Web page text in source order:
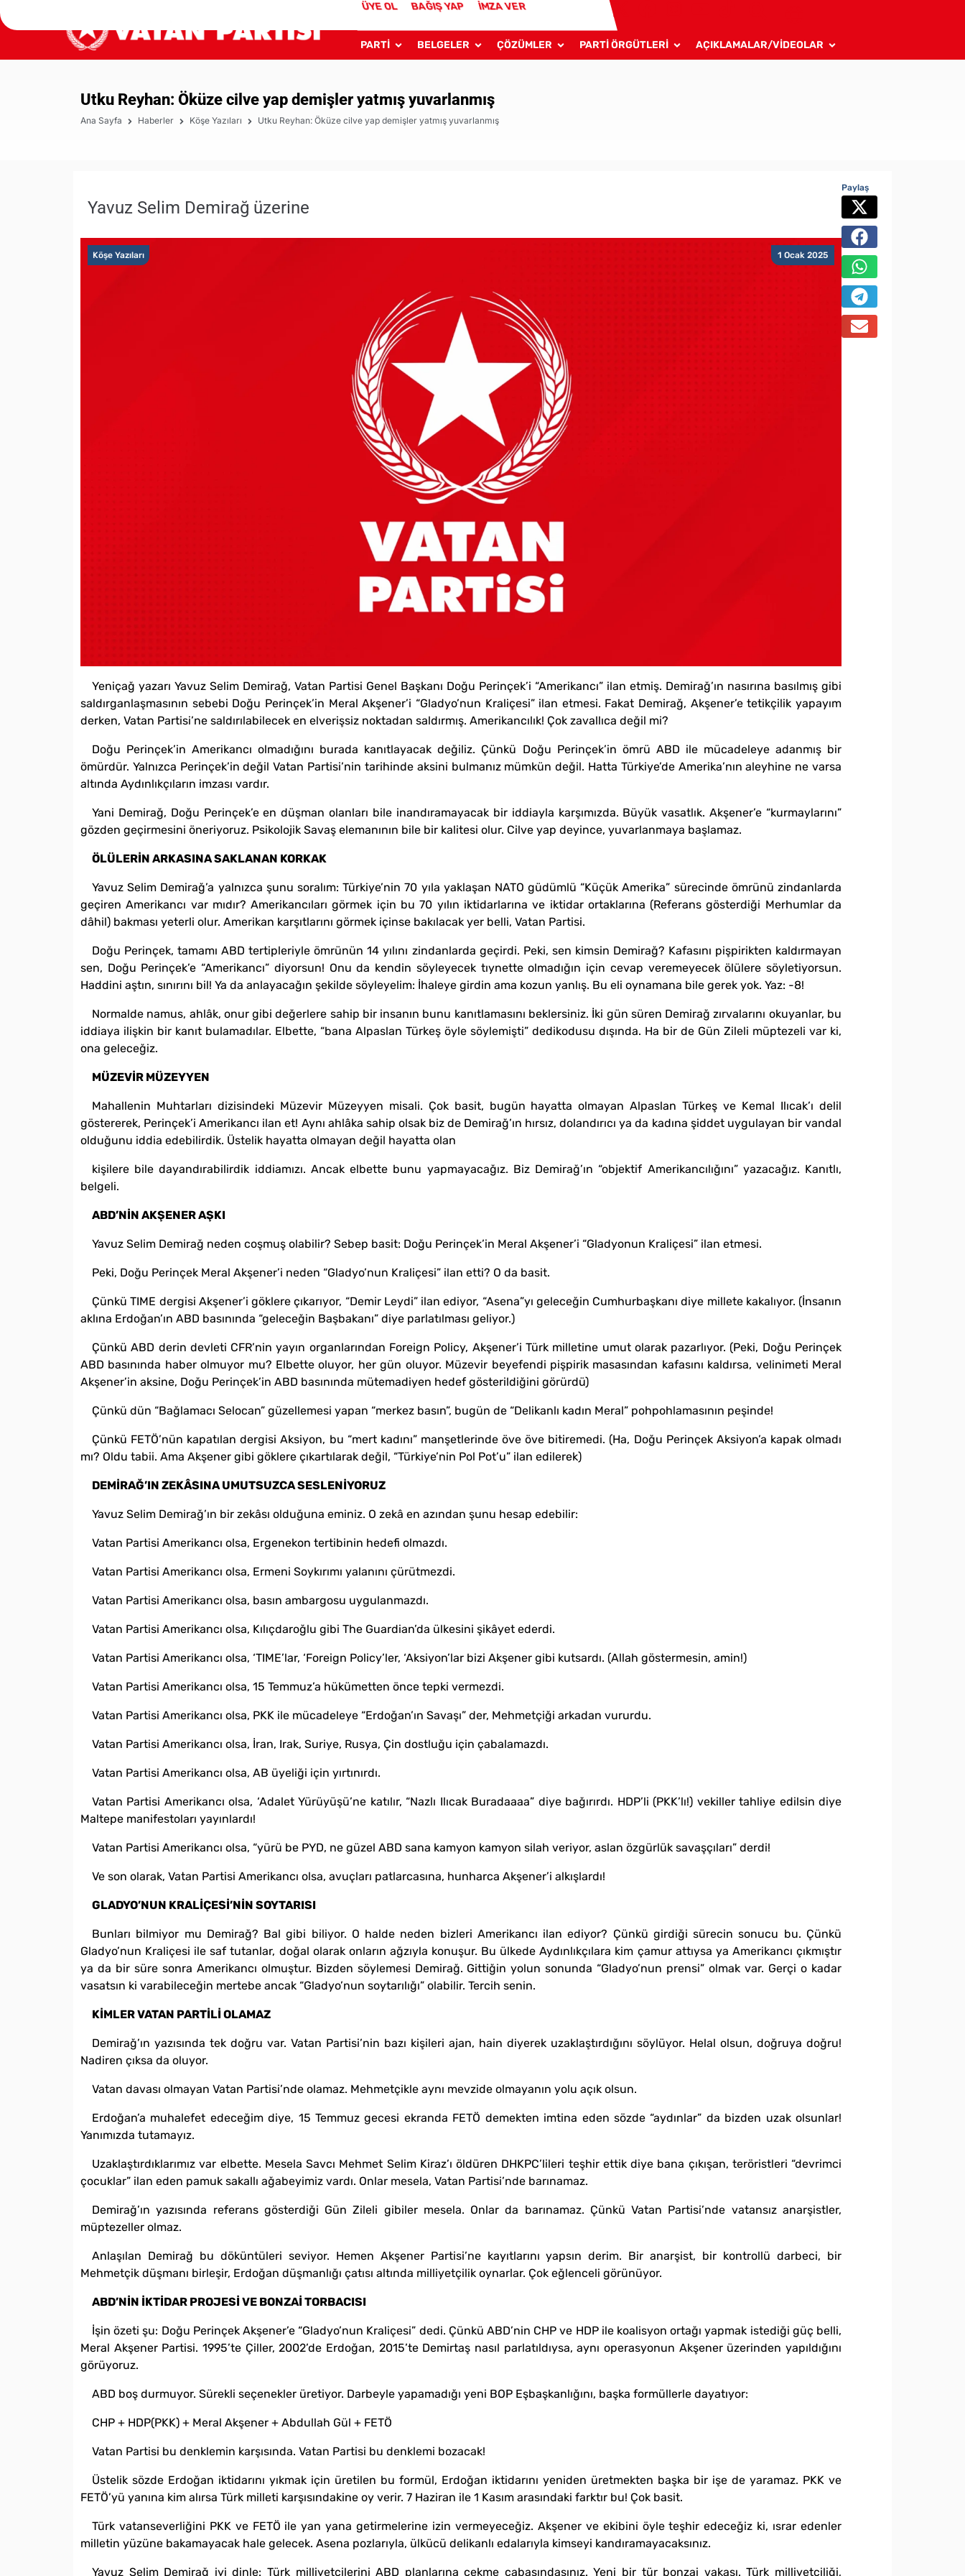
ÜYE OL BAĞIŞ YAP İMZA VER
PARTİ BELGELER ÇÖZÜMLER PARTİ ÖRGÜTLERİ AÇIKLAMALAR/VİDEOLAR
Utku Reyhan: Öküze cilve yap demişler yatmış yuvarlanmış
Ana Sayfa Haberler Köşe Yazıları Utku Reyhan: Öküze cilve yap demişler yatmış yuvarlanmış
Yavuz Selim Demirağ üzerine
1 Ocak 2025
Köşe Yazıları
Yeniçağ yazarı Yavuz Selim Demirağ, Vatan Partisi Genel Başkanı Doğu Perinçek’i “Amerikancı” ilan etmiş. Demirağ’ın nasırına basılmış gibi
saldırganlaşmasının sebebi Doğu Perinçek’in Meral Akşener’i “Gladyo’nun Kraliçesi” ilan etmesi. Fakat Demirağ, Akşener’e tetikçilik yapayım
derken, Vatan Partisi’ne saldırılabilecek en elverişsiz noktadan saldırmış. Amerikancılık! Çok zavallıca değil mi?
Doğu Perinçek’in Amerikancı olmadığını burada kanıtlayacak değiliz. Çünkü Doğu Perinçek’in ömrü ABD ile mücadeleye adanmış bir
ömürdür. Yalnızca Perinçek’in değil Vatan Partisi’nin tarihinde aksini bulmanız mümkün değil. Hatta Türkiye’de Amerika’nın aleyhine ne varsa
altında Aydınlıkçıların imzası vardır.
Yani Demirağ, Doğu Perinçek’e en düşman olanları bile inandıramayacak bir iddiayla karşımızda. Büyük vasatlık. Akşener’e “kurmaylarını”
gözden geçirmesini öneriyoruz. Psikolojik Savaş elemanının bile bir kalitesi olur. Cilve yap deyince, yuvarlanmaya başlamaz.
ÖLÜLERİN ARKASINA SAKLANAN KORKAK
Yavuz Selim Demirağ’a yalnızca şunu soralım: Türkiye’nin 70 yıla yaklaşan NATO güdümlü “Küçük Amerika” sürecinde ömrünü zindanlarda
geçiren Amerikancı var mıdır? Amerikancıları görmek için bu 70 yılın iktidarlarına ve iktidar ortaklarına (Referans gösterdiği Merhumlar da
dâhil) bakması yeterli olur. Amerikan karşıtlarını görmek içinse bakılacak yer belli, Vatan Partisi.
Doğu Perinçek, tamamı ABD tertipleriyle ömrünün 14 yılını zindanlarda geçirdi. Peki, sen kimsin Demirağ? Kafasını pişpirikten kaldırmayan
sen, Doğu Perinçek’e “Amerikancı” diyorsun! Onu da kendin söyleyecek tıynette olmadığın için cevap veremeyecek ölülere söyletiyorsun.
Haddini aştın, sınırını bil! Ya da anlayacağın şekilde söyleyelim: İhaleye girdin ama kozun yanlış. Bu eli oynamana bile gerek yok. Yaz: -8!
Normalde namus, ahlâk, onur gibi değerlere sahip bir insanın bunu kanıtlamasını beklersiniz. İki gün süren Demirağ zırvalarını okuyanlar, bu
iddiaya ilişkin bir kanıt bulamadılar. Elbette, “bana Alpaslan Türkeş öyle söylemişti” dedikodusu dışında. Ha bir de Gün Zileli müptezeli var ki,
ona geleceğiz.
MÜZEVİR MÜZEYYEN
Mahallenin Muhtarları dizisindeki Müzevir Müzeyyen misali. Çok basit, bugün hayatta olmayan Alpaslan Türkeş ve Kemal Ilıcak’ı delil
göstererek, Perinçek’i Amerikancı ilan et! Aynı ahlâka sahip olsak biz de Demirağ’ın hırsız, dolandırıcı ya da kadına şiddet uygulayan bir vandal
olduğunu iddia edebilirdik. Üstelik hayatta olmayan değil hayatta olan
kişilere bile dayandırabilirdik iddiamızı. Ancak elbette bunu yapmayacağız. Biz Demirağ’ın “objektif Amerikancılığını” yazacağız. Kanıtlı,
belgeli.
ABD’NİN AKŞENER AŞKI
Yavuz Selim Demirağ neden coşmuş olabilir? Sebep basit: Doğu Perinçek’in Meral Akşener’i “Gladyonun Kraliçesi” ilan etmesi.
Peki, Doğu Perinçek Meral Akşener’i neden “Gladyo’nun Kraliçesi” ilan etti? O da basit.
Çünkü TIME dergisi Akşener’i göklere çıkarıyor, “Demir Leydi” ilan ediyor, “Asena”yı geleceğin Cumhurbaşkanı diye millete kakalıyor. (İnsanın
aklına Erdoğan’ın ABD basınında “geleceğin Başbakanı” diye parlatılması geliyor.)
Çünkü ABD derin devleti CFR’nin yayın organlarından Foreign Policy, Akşener’i Türk milletine umut olarak pazarlıyor. (Peki, Doğu Perinçek
ABD basınında haber olmuyor mu? Elbette oluyor, her gün oluyor. Müzevir beyefendi pişpirik masasından kafasını kaldırsa, velinimeti Meral
Akşener’in aksine, Doğu Perinçek’in ABD basınında mütemadiyen hedef gösterildiğini görürdü)
Çünkü dün “Bağlamacı Selocan” güzellemesi yapan “merkez basın”, bugün de “Delikanlı kadın Meral” pohpohlamasının peşinde!
Çünkü FETÖ’nün kapatılan dergisi Aksiyon, bu “mert kadını” manşetlerinde öve öve bitiremedi. (Ha, Doğu Perinçek Aksiyon’a kapak olmadı
mı? Oldu tabii. Ama Akşener gibi göklere çıkartılarak değil, “Türkiye’nin Pol Pot’u” ilan edilerek)
DEMİRAĞ’IN ZEKÂSINA UMUTSUZCA SESLENİYORUZ
Yavuz Selim Demirağ’ın bir zekâsı olduğuna eminiz. O zekâ en azından şunu hesap edebilir:
Vatan Partisi Amerikancı olsa, Ergenekon tertibinin hedefi olmazdı.
Vatan Partisi Amerikancı olsa, Ermeni Soykırımı yalanını çürütmezdi.
Vatan Partisi Amerikancı olsa, basın ambargosu uygulanmazdı.
Vatan Partisi Amerikancı olsa, Kılıçdaroğlu gibi The Guardian’da ülkesini şikâyet ederdi.
Vatan Partisi Amerikancı olsa, ‘TIME’lar, ‘Foreign Policy’ler, ‘Aksiyon’lar bizi Akşener gibi kutsardı. (Allah göstermesin, amin!)
Vatan Partisi Amerikancı olsa, 15 Temmuz’a hükümetten önce tepki vermezdi.
Vatan Partisi Amerikancı olsa, PKK ile mücadeleye “Erdoğan’ın Savaşı” der, Mehmetçiği arkadan vururdu.
Vatan Partisi Amerikancı olsa, İran, Irak, Suriye, Rusya, Çin dostluğu için çabalamazdı.
Vatan Partisi Amerikancı olsa, AB üyeliği için yırtınırdı.
Vatan Partisi Amerikancı olsa, ‘Adalet Yürüyüşü’ne katılır, “Nazlı Ilıcak Buradaaaa” diye bağırırdı. HDP’li (PKK’lı!) vekiller tahliye edilsin diye
Maltepe manifestoları yayınlardı!
Vatan Partisi Amerikancı olsa, “yürü be PYD, ne güzel ABD sana kamyon kamyon silah veriyor, aslan özgürlük savaşçıları” derdi!
Ve son olarak, Vatan Partisi Amerikancı olsa, avuçları patlarcasına, hunharca Akşener’i alkışlardı!
GLADYO’NUN KRALİÇESİ’NİN SOYTARISI
Bunları bilmiyor mu Demirağ? Bal gibi biliyor. O halde neden bizleri Amerikancı ilan ediyor? Çünkü girdiği sürecin sonucu bu. Çünkü
Gladyo’nun Kraliçesi ile saf tutanlar, doğal olarak onların ağzıyla konuşur. Bu ülkede Aydınlıkçılara kim çamur attıysa ya Amerikancı çıkmıştır
ya da bir süre sonra Amerikancı olmuştur. Bizden söylemesi Demirağ. Gittiğin yolun sonunda “Gladyo’nun prensi” olmak var. Gerçi o kadar
vasatsın ki varabileceğin mertebe ancak “Gladyo’nun soytarılığı” olabilir. Tercih senin.
KİMLER VATAN PARTİLİ OLAMAZ
Demirağ’ın yazısında tek doğru var. Vatan Partisi’nin bazı kişileri ajan, hain diyerek uzaklaştırdığını söylüyor. Helal olsun, doğruya doğru!
Nadiren çıksa da oluyor.
Vatan davası olmayan Vatan Partisi’nde olamaz. Mehmetçikle aynı mevzide olmayanın yolu açık olsun.
Erdoğan’a muhalefet edeceğim diye, 15 Temmuz gecesi ekranda FETÖ demekten imtina eden sözde “aydınlar” da bizden uzak olsunlar!
Yanımızda tutamayız.
Uzaklaştırdıklarımız var elbette. Mesela Savcı Mehmet Selim Kiraz’ı öldüren DHKPC’lileri teşhir ettik diye bana çıkışan, teröristleri “devrimci
çocuklar” ilan eden pamuk sakallı ağabeyimiz vardı. Onlar mesela, Vatan Partisi’nde barınamaz.
Demirağ’ın yazısında referans gösterdiği Gün Zileli gibiler mesela. Onlar da barınamaz. Çünkü Vatan Partisi’nde vatansız anarşistler,
müptezeller olmaz.
Anlaşılan Demirağ bu döküntüleri seviyor. Hemen Akşener Partisi’ne kayıtlarını yapsın derim. Bir anarşist, bir kontrollü darbeci, bir
Mehmetçik düşmanı birleşir, Erdoğan düşmanlığı çatısı altında milliyetçilik oynarlar. Çok eğlenceli görünüyor.
ABD’NİN İKTİDAR PROJESİ VE BONZAİ TORBACISI
İşin özeti şu: Doğu Perinçek Akşener’e “Gladyo’nun Kraliçesi” dedi. Çünkü ABD’nin CHP ve HDP ile koalisyon ortağı yapmak istediği güç belli,
Meral Akşener Partisi. 1995’te Çiller, 2002’de Erdoğan, 2015’te Demirtaş nasıl parlatıldıysa, aynı operasyonun Akşener üzerinden yapıldığını
görüyoruz.
ABD boş durmuyor. Sürekli seçenekler üretiyor. Darbeyle yapamadığı yeni BOP Eşbaşkanlığını, başka formüllerle dayatıyor:
CHP + HDP(PKK) + Meral Akşener + Abdullah Gül + FETÖ
Vatan Partisi bu denklemin karşısında. Vatan Partisi bu denklemi bozacak!
Üstelik sözde Erdoğan iktidarını yıkmak için üretilen bu formül, Erdoğan iktidarını yeniden üretmekten başka bir işe de yaramaz. PKK ve
FETÖ’yü yanına kim alırsa Türk milleti karşısındakine oy verir. 7 Haziran ile 1 Kasım arasındaki farktır bu! Çok basit.
Türk vatanseverliğini PKK ve FETÖ ile yan yana getirmelerine izin vermeyeceğiz. Akşener ve ekibini öyle teşhir edeceğiz ki, ısrar edenler
milletin yüzüne bakamayacak hale gelecek. Asena pozlarıyla, ülkücü delikanlı edalarıyla kimseyi kandıramayacaksınız.
Yavuz Selim Demirağ iyi dinle: Türk milliyetçilerini ABD planlarına çekme çabasındasınız. Yeni bir tür bonzai vakası. Türk milliyetçiliği,
Paylaş